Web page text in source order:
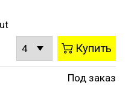
Купить
Под заказ